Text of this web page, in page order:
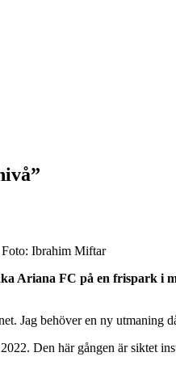
Foto: Ibrahim Miftar
Ariana FC på en
Jag behöver en ny
Den här gången är siktet